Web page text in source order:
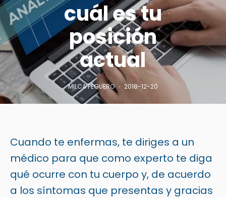
cuál es tu
posición
actual
MILCA PEGUERO 2018-12-20
Cuando te enfermas, te diriges a un
médico para que como experto te diga
qué ocurre con tu cuerpo y, de acuerdo
a los síntomas que presentas y gracias